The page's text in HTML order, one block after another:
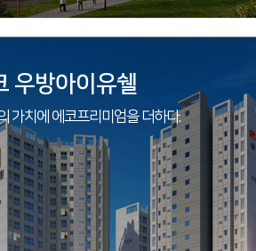
우방아이유쉘
가치에 에코프리미엄을 더하다.